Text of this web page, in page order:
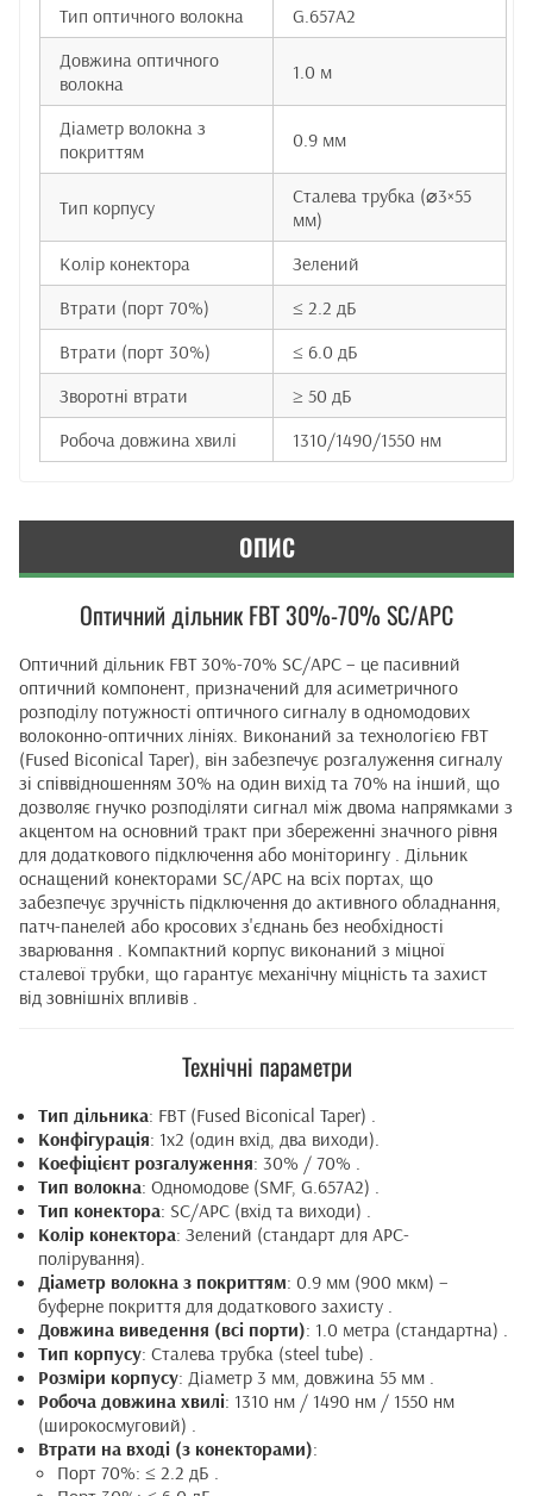
Тип оптичного волокна
G.657A2
Довжина оптичного
волокна
1.0 м
Діаметр волокна з
покриттям
0.9 мм
Тип корпусу
Сталева трубка (⌀3×55
мм)
Колір конектора
Зелений
Втрати (порт 70%)
≤ 2.2 дБ
Втрати (порт 30%)
≤ 6.0 дБ
Зворотні втрати
≥ 50 дБ
Робоча довжина хвилі
1310/1490/1550 нм
ОПИС
Оптичний дільник FBT 30%-70% SC/APC
Оптичний дільник FBT 30%-70% SC/APC – це пасивний
оптичний компонент, призначений для асиметричного
розподілу потужності оптичного сигналу в одномодових
волоконно-оптичних лініях. Виконаний за технологією FBT
(Fused Biconical Taper), він забезпечує розгалуження сигналу
зі співвідношенням 30% на один вихід та 70% на інший, що
дозволяє гнучко розподіляти сигнал між двома напрямками з
акцентом на основний тракт при збереженні значного рівня
для додаткового підключення або моніторингу . Дільник
оснащений конекторами SC/APC на всіх портах, що
забезпечує зручність підключення до активного обладнання,
патч-панелей або кросових з'єднань без необхідності
зварювання . Компактний корпус виконаний з міцної
сталевої трубки, що гарантує механічну міцність та захист
від зовнішніх впливів .
Технічні параметри
Тип дільника: FBT (Fused Biconical Taper) .
Конфігурація: 1x2 (один вхід, два виходи).
Коефіцієнт розгалуження: 30% / 70% .
Тип волокна: Одномодове (SMF, G.657A2) .
Тип конектора: SC/APC (вхід та виходи) .
Колір конектора: Зелений (стандарт для APC-
полірування).
Діаметр волокна з покриттям: 0.9 мм (900 мкм) –
буферне покриття для додаткового захисту .
Довжина виведення (всі порти): 1.0 метра (стандартна) .
Тип корпусу: Сталева трубка (steel tube) .
Розміри корпусу: Діаметр 3 мм, довжина 55 мм .
Робоча довжина хвилі: 1310 нм / 1490 нм / 1550 нм
(широкосмуговий) .
Втрати на вході (з конекторами):
Порт 70%: ≤ 2.2 дБ .